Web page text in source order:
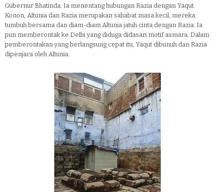
Gubernur Bhatinda. Ia menentang hubungan Razia dengan Yaqut.
Konon, Altunia dan Razia merupakan sahabat masa kecil, mereka
tumbuh bersama dan diam-diam Altunia jatuh cinta dengan Razia. Ia
pun memberontak ke Delhi yang diduga didasari motif asmara. Dalam
pemberontakan yang berlangsung cepat itu, Yaqut dibunuh dan Razia
dipenjara oleh Altunia.